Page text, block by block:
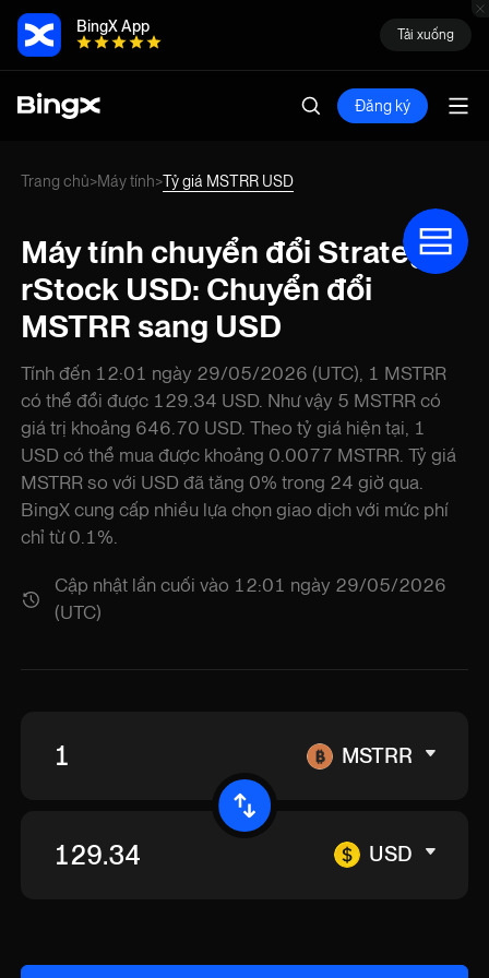
BingX App Tải xuống
Đăng ký
Trang chủ>Máy tính>Tỷ giá MSTRR USD
Máy tính chuyển đổi Strategy
rStock USD: Chuyển đổi
MSTRR sang USD
Tính đến 12:01 ngày 29/05/2026 (UTC), 1 MSTRR
có thể đổi được 129.34 USD. Như vậy 5 MSTRR có
giá trị khoảng 646.70 USD. Theo tỷ giá hiện tại, 1
USD có thể mua được khoảng 0.0077 MSTRR. Tỷ giá
MSTRR so với USD đã tăng 0% trong 24 giờ qua.
BingX cung cấp nhiều lựa chọn giao dịch với mức phí
chỉ từ 0.1%.
Cập nhật lần cuối vào 12:01 ngày 29/05/2026
(UTC)
MSTRR
USD